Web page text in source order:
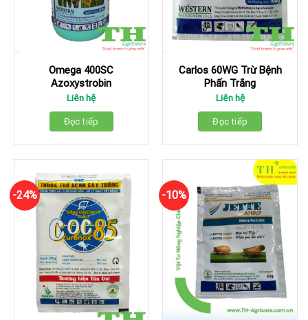
Omega 400SC
Azoxystrobin
Liên hệ
Đọc tiếp
Carlos 60WG Trừ Bệnh
Phấn Trắng
Liên hệ
Đọc tiếp
-24% -10%